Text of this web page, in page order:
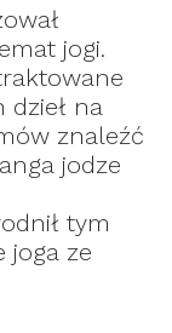
jogi.
dzieł na
znaleźć
jodze
tym
joga ze